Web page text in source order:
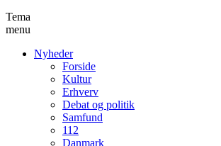
Tema
menu
Nyheder
Forside
Kultur
Erhverv
Debat og politik
Samfund
112
Danmark